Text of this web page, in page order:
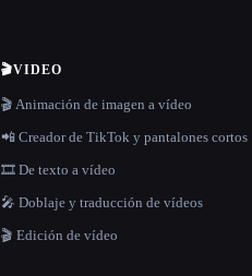
🎬VIDEO
🎬 Animación de imagen a vídeo
📲 Creador de TikTok y pantalones cortos
🎞️ De texto a vídeo
🎤 Doblaje y traducción de vídeos
🎬 Edición de vídeo